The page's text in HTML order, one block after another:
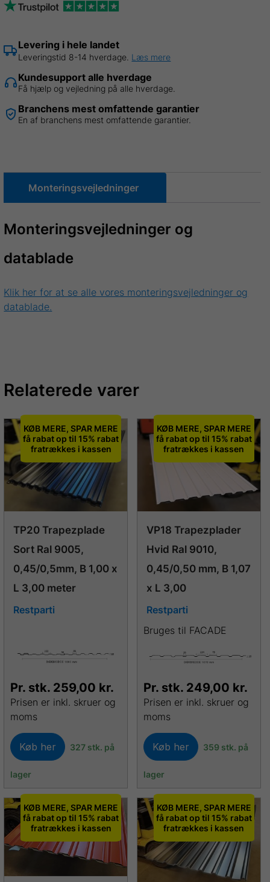
7
B
1,00
L
meter
antal
Levering i hele landet
Leveringstid 8-14 hverdage. Læs mere
Kundesupport alle hverdage
Få hjælp og vejledning på alle hverdage.
Branchens mest omfattende garantier
En af branchens mest omfattende garantier.
Monteringsvejledninger
Monteringsvejledninger og
datablade
Klik her for at se alle vores monteringsvejledninger og
datablade.
Relaterede varer
KØB MERE, SPAR MERE
få rabat op til 15% rabat
fratrækkes i kassen
TP20 Trapezplade
Sort Ral 9005,
0,45/0,5mm, B 1,00 x
L 3,00 meter
Restparti
Pr. stk. 259,00 kr.
Prisen er inkl. skruer og
moms
Køb her 327 stk. på
lager
KØB MERE, SPAR MERE
få rabat op til 15% rabat
fratrækkes i kassen
VP18 Trapezplader
Hvid Ral 9010,
0,45/0,50 mm, B 1,07
x L 3,00
Restparti
Bruges til FACADE
Pr. stk. 249,00 kr.
Prisen er inkl. skruer og
moms
Køb her 359 stk. på
lager
KØB MERE, SPAR MERE
få rabat op til 15% rabat
fratrækkes i kassen
KØB MERE, SPAR MERE
få rabat op til 15% rabat
fratrækkes i kassen